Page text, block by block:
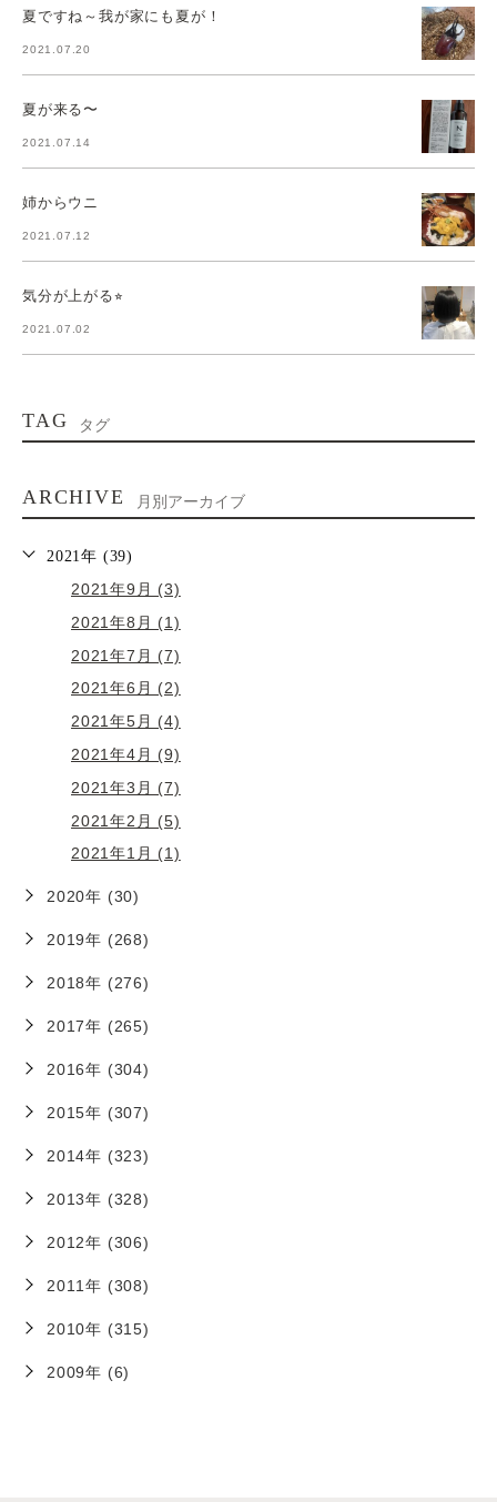
夏ですね～我が家にも夏が！
2021.07.20
夏が来る〜
2021.07.14
姉からウニ
2021.07.12
気分が上がる⭐︎
2021.07.02
TAG タグ
ARCHIVE 月別アーカイブ
2021年 (39)
2021年9月 (3)
2021年8月 (1)
2021年7月 (7)
2021年6月 (2)
2021年5月 (4)
2021年4月 (9)
2021年3月 (7)
2021年2月 (5)
2021年1月 (1)
2020年 (30)
2019年 (268)
2018年 (276)
2017年 (265)
2016年 (304)
2015年 (307)
2014年 (323)
2013年 (328)
2012年 (306)
2011年 (308)
2010年 (315)
2009年 (6)